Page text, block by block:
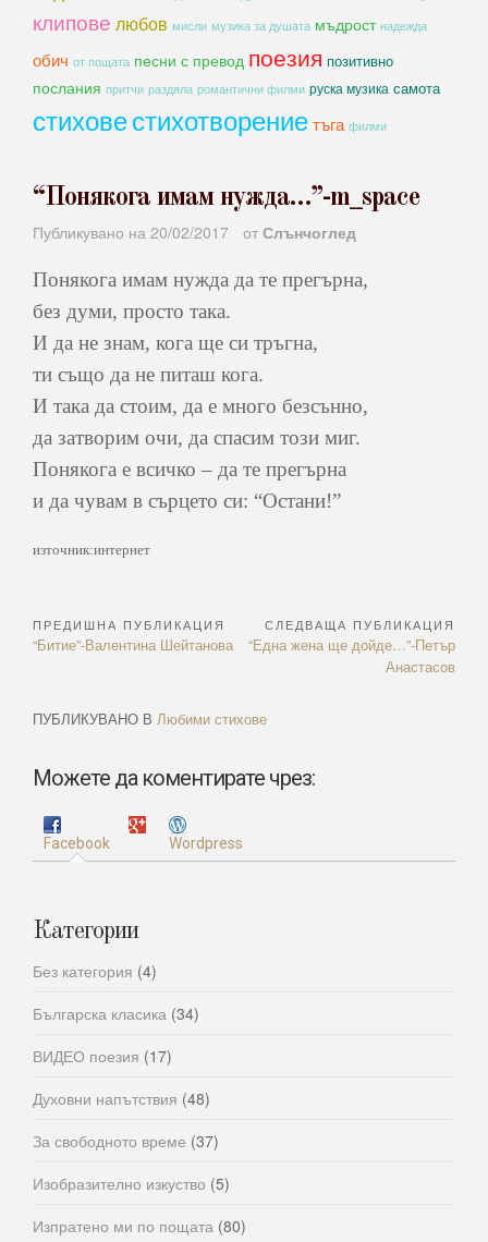
клипове любов мисли музика за душата мъдрост надежда
обич от пощата песни с превод поезия позитивно
послания притчи раздяла романтични филми руска музика самота
стиховестихотворениетъга филми
“Понякога имам нужда…”-m_space
Публикувано на 20/02/2017 от Слънчоглед
Понякога имам нужда да те прегърна,
без думи, просто така.
И да не знам, кога ще си тръгна,
ти също да не питаш кога.
И така да стоим, да е много безсънно,
да затворим очи, да спасим този миг.
Понякога е всичко – да те прегърна
и да чувам в сърцето си: “Остани!”
източник:интернет
Навигация
ПРЕДИШНА ПУБЛИКАЦИЯ
Previous
“Битие”-Валентина Шейтанова
СЛЕДВАЩА ПУБЛИКАЦИЯ
Next
“Една жена ще дойде…”-Петър
Анастасов
ПУБЛИКУВАНО В Любими стихове
Можете да коментирате чрез:
Facebook Wordpress
Категории
Без категория (4)
Българска класика (34)
ВИДЕО поезия (17)
Духовни напътствия (48)
За свободното време (37)
Изобразително изкуство (5)
Изпратено ми по пощата (80)